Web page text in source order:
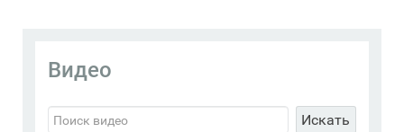
Видео
Искать